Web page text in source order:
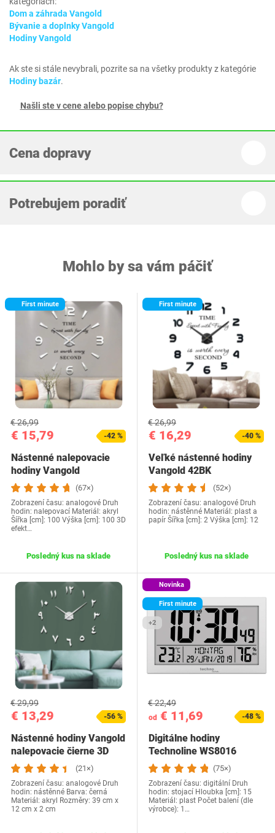
Dom a záhrada Vangold
Bývanie a doplnky Vangold
Hodiny Vangold
Ak ste si stále nevybrali, pozrite sa na všetky produkty z kategórie
Hodiny bazár.
Našli ste v cene alebo popise chybu?
Cena dopravy
Potrebujem poradiť
Mohlo by sa vám páčiť
First minute
€ 15,79
€ 26,99
-42 %
Nástenné nalepovacie
hodiny Vangold
(67×)
Zobrazení času: analogové Druh
hodin: nalepovací Materiál: akryl
Šířka [cm]: 100 Výška [cm]: 100 3D
efekt…
Posledný kus na sklade
First minute
€ 16,29
€ 26,99
-40 %
Veľké nástenné hodiny
Vangold 42BK
(52×)
Zobrazení času: analogové Druh
hodin: nástěnné Materiál: plast a
papír Šířka [cm]: 2 Výška [cm]: 12
Posledný kus na sklade
€ 13,29
€ 29,99
-56 %
Nástenné hodiny Vangold
nalepovacie čierne 3D
(21×)
Zobrazení času: analogové Druh
hodin: nástěnné Barva: černá
Materiál: akryl Rozměry: 39 cm x
12 cm x 2 cm
Novinka
First minute
+2
od € 11,69
€ 22,49
-48 %
Digitálne hodiny
Technoline WS8016
(75×)
Zobrazení času: digitální Druh
hodin: stojací Hloubka [cm]: 15
Materiál: plast Počet balení (dle
výrobce): 1…